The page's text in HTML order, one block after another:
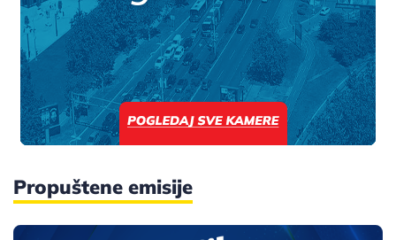
Propuštene emisije